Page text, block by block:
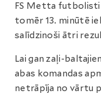
FS Metta
tomēr 13. minūtē
salīdzinoši ātri
Lai gan zaļi-
abas komandas
netrāpīja no vārtu